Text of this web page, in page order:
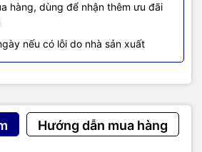
hàng, dùng để nhận thêm ưu đãi
nếu có lỗi do nhà sản xuất
Hướng dẫn mua hàng